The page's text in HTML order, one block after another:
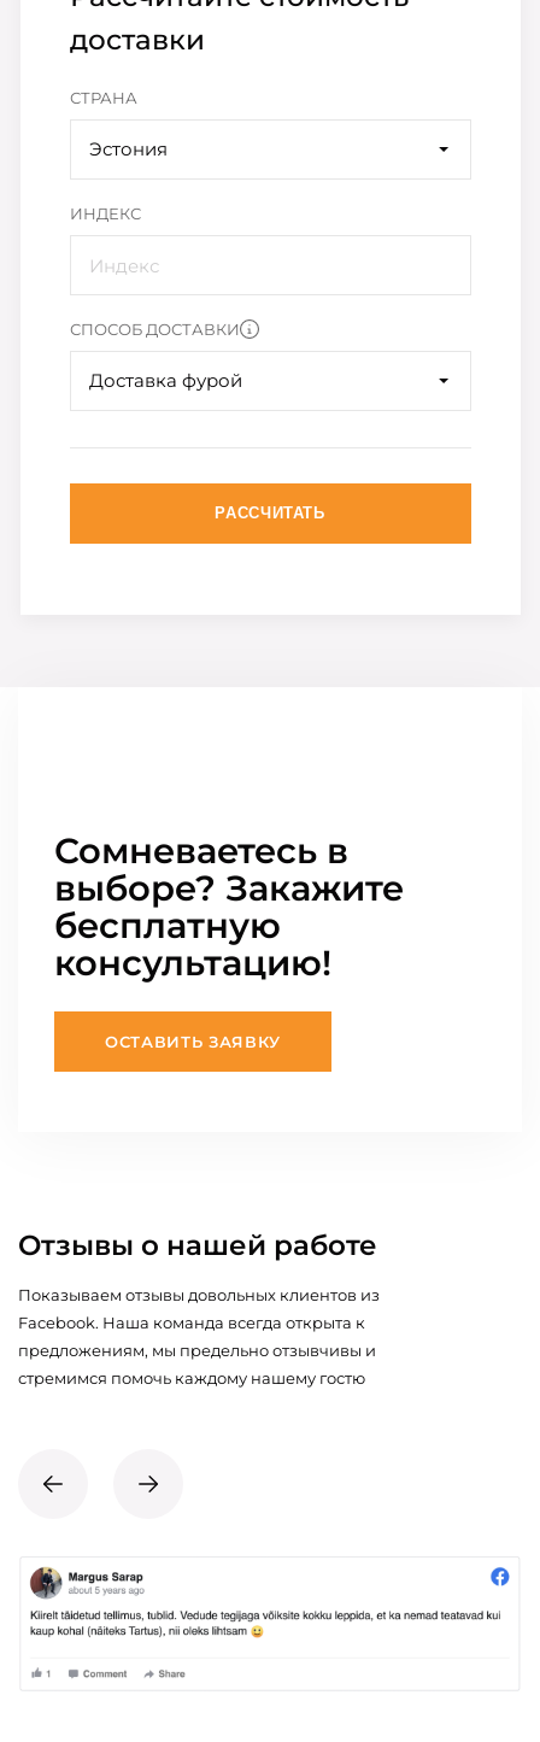
доставки
СТРАНА
Эстония
ИНДЕКС
СПОСОБ ДОСТАВКИ
Доставка фурой
РАССЧИТАТЬ
Сомневаетесь в
выборе? Закажите
бесплатную
консультацию!
ОСТАВИТЬ ЗАЯВКУ
Отзывы о нашей работе
Показываем отзывы довольных клиентов из
Facebook. Наша команда всегда открыта к
предложениям, мы предельно отзывчивы и
стремимся помочь каждому нашему гостю